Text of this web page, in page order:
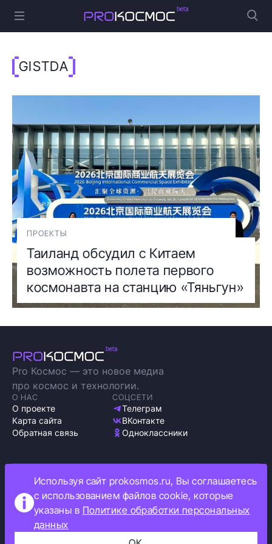
GISTDA
ПРОЕКТЫ
Таиланд обсудил с Китаем
возможность полета первого
космонавта на станцию «Тяньгун»
Pro Космос — это новое медиа
про космос и технологии.
О НАС
О проекте
Карта сайта
Обратная связь
СОЦСЕТИ
Телеграм
ВКонтакте
Одноклассники
Политика обработки персональных данных
Как мы используем cookie
Информация об ограничениях
Используя сайт prokosmos.ru, Вы соглашаетесь
с использованием файлов cookie, которые
указаны в Политике обработки персональных
данных